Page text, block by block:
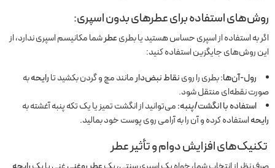
روش‌های استفاده برای عطرهای بدون اسپری:
اگر به استفاده از اسپری حساس هستید یا بطریعطرشما مکانیسم اسپری ندارد، از
این روش‌های جایگزین استفاده کنید:
رول-آن‌ها:بطری را روینقاط نبض‌دارمانند مچ و گردن بکشید تارایحهبه
صورت نقطه‌ای منتقل شود.
استفاده با انگشت/پنبه:می‌توانید از انگشت تمیز یا یک تکه پنبه آغشته به
رایحهاستفاده کرده و آن را به آرامی روی پوست خود بمالید.
تکنیک‌های افزایش دوام و تأثیر عطر